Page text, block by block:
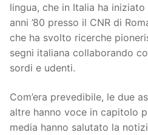
lingua, che in Italia ha
anni ’80 presso il CNR di
che ha svolto ricerche
segni italiana collaborando
sordi e udenti.
Com’era prevedibile, le due
altre hanno voce in capitolo
media hanno salutato la